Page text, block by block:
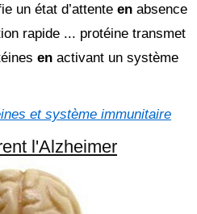
un état d’attente en absence
rapide ... protéine transmet
en activant un système
et système immunitaire
l'Alzheimer